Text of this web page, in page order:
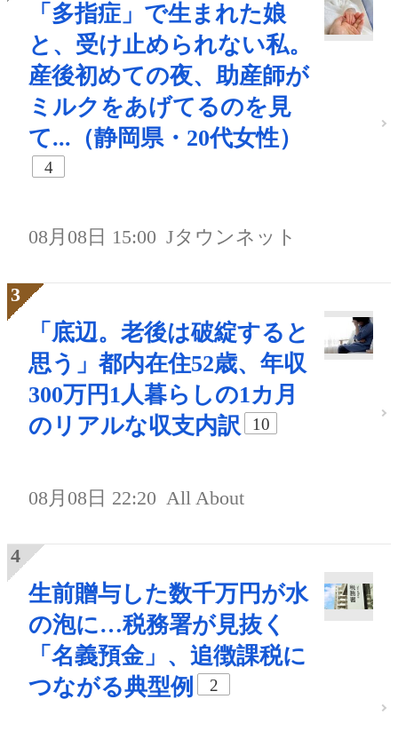
「多指症」で生まれた娘
と、受け止められない私。
産後初めての夜、助産師が
ミルクをあげてるのを見
て...（静岡県・20代女性）
4
08月08日 15:00 Jタウンネット
「底辺。老後は破綻すると
思う」都内在住52歳、年収
300万円1人暮らしの1カ月
のリアルな収支内訳
10
08月08日 22:20 All About
生前贈与した数千万円が水
の泡に…税務署が見抜く
「名義預金」、追徴課税に
つながる典型例
2